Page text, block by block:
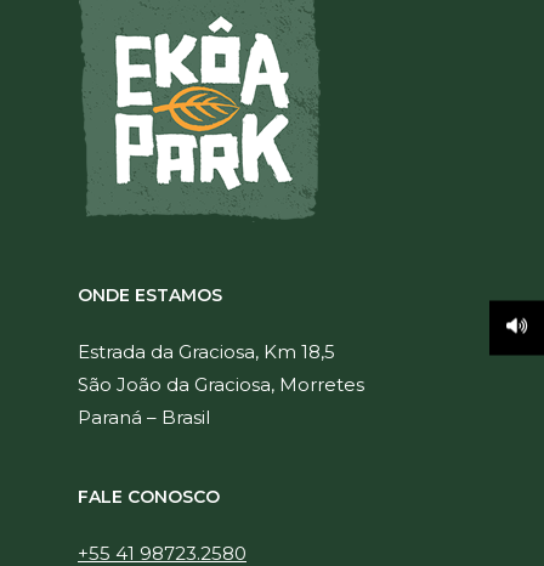
ONDE ESTAMOS
Estrada da Graciosa, Km 18,5
São João da Graciosa, Morretes
Paraná – Brasil
FALE CONOSCO
+55 41 98723.2580